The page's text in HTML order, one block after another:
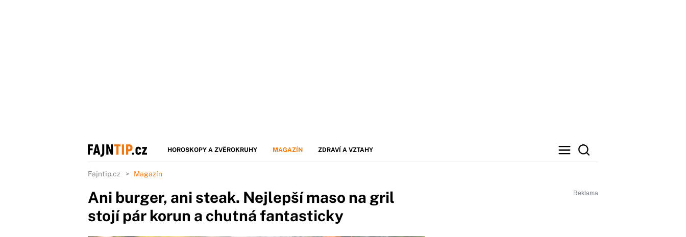
HOROSKOPY A ZVĚROKRUHY MAGAZÍN ZDRAVÍ A VZTAHY
Fajntip.cz Magazín
Ani burger, ani steak. Nejlepší maso na gril
stojí pár korun a chutná fantasticky